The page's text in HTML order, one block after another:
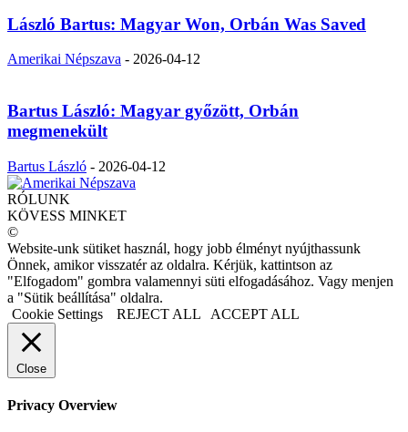
László Bartus: Magyar Won, Orbán Was Saved
Amerikai Népszava - 2026-04-12
Bartus László: Magyar győzött, Orbán
megmenekült
Bartus László - 2026-04-12
RÓLUNK
KÖVESS MINKET
©
Website-unk sütiket használ, hogy jobb élményt nyújthassunk
Önnek, amikor visszatér az oldalra. Kérjük, kattintson az
"Elfogadom" gombra valamennyi süti elfogadásához. Vagy menjen
a "Sütik beállítása" oldalra.
Cookie Settings
REJECT ALL ACCEPT ALL
Close
Privacy Overview